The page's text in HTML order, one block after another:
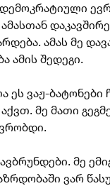
ამას მე
ამის შედეგი.
ეს ვაჟ-ბატონები
მე მათი
მე
ვარ